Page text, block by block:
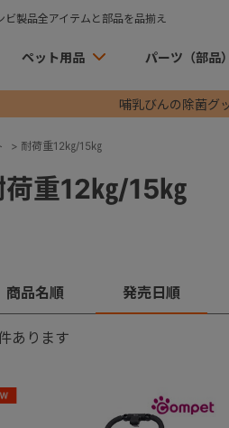
製品全アイテムと部品を品揃え
ペット用品 パーツ（部品）
哺乳びんの除菌グ
> 耐荷重12㎏/15㎏
荷重12㎏/15㎏
商品名順 発売日順
あります